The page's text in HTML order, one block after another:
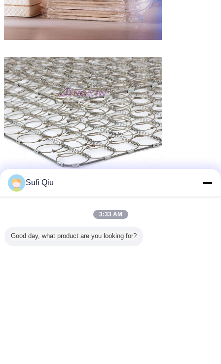
Ετικέττες:Στρώμα αφρού μνήμης Bonnell
λουξ στρώμα bonnell,bonnell ορθοπεδικό στρώμα άνοιξη
Αποκτήστε την καλύτερη τιμή για
Sufi Qiu
3:33 AM
Good day, what product are you looking for?